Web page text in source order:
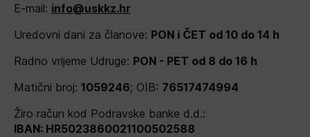
E-mail: info@uskkz.hr
Uredovni dani za članove: PON i ČET od 10 do 14 h
Radno vrijeme Udruge: PON - PET od 8 do 16 h
Matični broj: 1059246; OIB: 76517474994
Žiro račun kod Podravske banke d.d.:
IBAN: HR5023860021100502588